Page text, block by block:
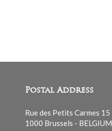
Postal Address
Rue des Petits Carmes 15
1000 Brussels - BELGIUM